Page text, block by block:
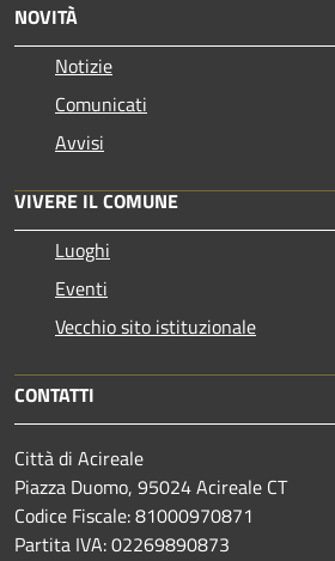
NOVITÀ
Notizie
Comunicati
Avvisi
VIVERE IL COMUNE
Luoghi
Eventi
Vecchio sito istituzionale
CONTATTI
Città di Acireale
Piazza Duomo, 95024 Acireale CT
Codice Fiscale: 81000970871
Partita IVA: 02269890873